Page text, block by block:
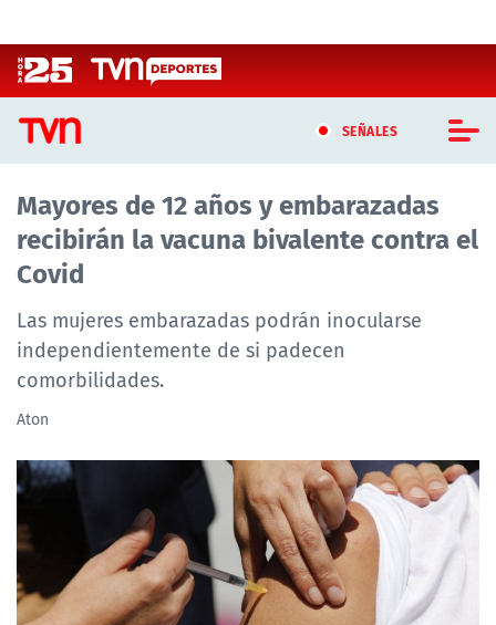
SEÑALES
CASTING MASTERCHEF CHILE
CASTING TVN VERTICAL
TVN VERTICAL
TVN PLAY
PROGRAMAS
TELESERIES
ACTUALIDAD Y TENDENCIAS
Mayores de 12 años y embarazadas
recibirán la vacuna bivalente contra el
Covid
Las mujeres embarazadas podrán inocularse
independientemente de si padecen
comorbilidades.
Aton